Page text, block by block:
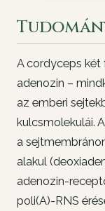
A cordyceps két
adenozin –
az emberi
kulcsmolekulái.
a
alakul
adenozin-
poli(A)-RNS